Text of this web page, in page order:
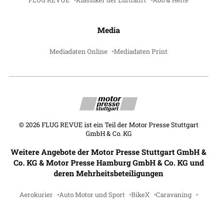
Media
Mediadaten Online Mediadaten Print
© 2026 FLUG REVUE ist ein Teil der Motor Presse Stuttgart
GmbH & Co. KG
Weitere Angebote der Motor Presse Stuttgart GmbH &
Co. KG & Motor Presse Hamburg GmbH & Co. KG und
deren Mehrheitsbeteiligungen
Aerokurier Auto Motor und Sport BikeX Caravaning